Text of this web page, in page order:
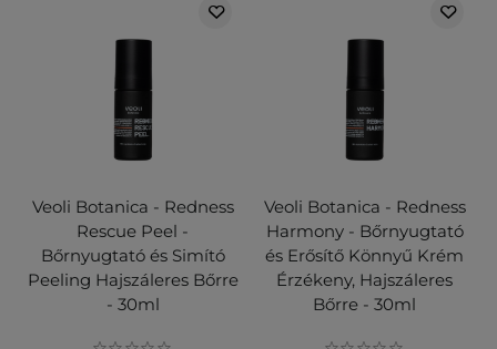
Veoli Botanica - Redness
Rescue Peel -
Bőrnyugtató és Simító
Peeling Hajszáleres Bőrre
- 30ml
Veoli Botanica - Redness
Harmony - Bőrnyugtató
és Erősítő Könnyű Krém
Érzékeny, Hajszáleres
Bőrre - 30ml